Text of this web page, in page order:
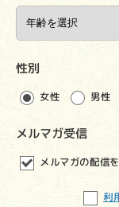
性別
女性 男性
メルマガ受信
メルマガの配信
利